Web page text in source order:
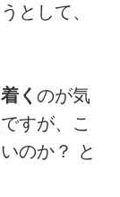
として、
く のが気
すが、こ
のか？ と